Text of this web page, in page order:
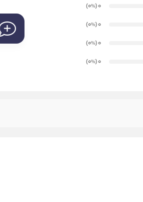
0
(0
%
)
0
(0
%
)
0
(0
%
)
0
(0
%
)